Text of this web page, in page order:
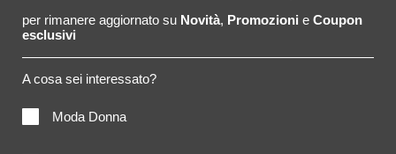
per rimanere aggiornato su Novità, Promozioni e Coupon
esclusivi
A cosa sei interessato?
Moda Donna